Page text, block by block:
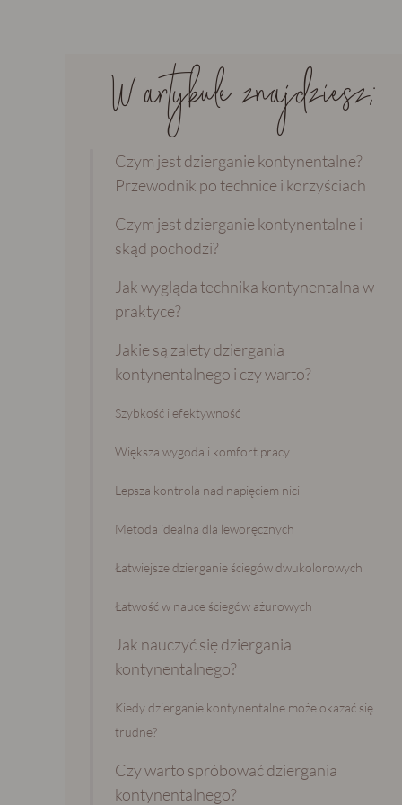
W artykule znajdziesz:
Czym jest dzierganie kontynentalne?
Przewodnik po technice i korzyściach
Czym jest dzierganie kontynentalne i
skąd pochodzi?
Jak wygląda technika kontynentalna w
praktyce?
Jakie są zalety dziergania
kontynentalnego i czy warto?
Szybkość i efektywność
Większa wygoda i komfort pracy
Lepsza kontrola nad napięciem nici
Metoda idealna dla leworęcznych
Łatwiejsze dzierganie ściegów dwukolorowych
Łatwość w nauce ściegów ażurowych
Jak nauczyć się dziergania
kontynentalnego?
Kiedy dzierganie kontynentalne może okazać się
trudne?
Czy warto spróbować dziergania
kontynentalnego?